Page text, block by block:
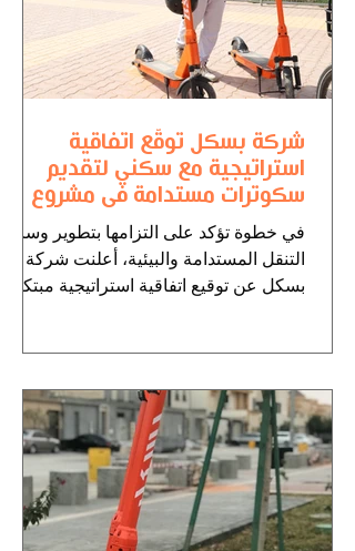
شركة بسكل توقّع اتفاقية
استراتيجية مع سكني لتقديم
سكوترات مستدامة في مشروع
ضاحية خزام
في خطوة تؤكد على التزامها بتطوير وسائل
التنقل المستدامة والبيئية، أعلنت شركة
بسكل عن توقيع اتفاقية استراتيجية مبتكرة